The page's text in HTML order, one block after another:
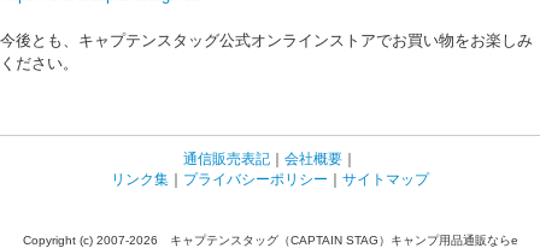
今後とも、キャプテンスタッグ公式オンラインストアでお買い物をお楽しみ
ください。
通信販売表記 ｜ 会社概要 ｜
リンク集 ｜ プライバシーポリシー ｜ サイトマップ
Copyright (c) 2007-2026 キャプテンスタッグ（CAPTAIN STAG）キャンプ用品通販ならe